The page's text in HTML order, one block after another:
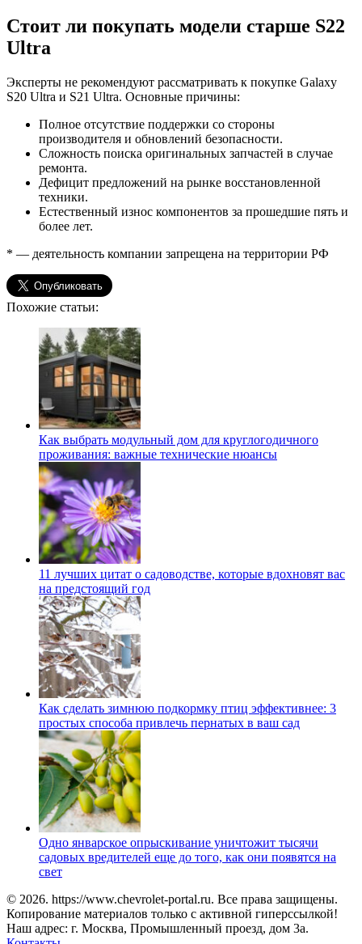
Стоит ли покупать модели старше S22
Ultra
Эксперты не рекомендуют рассматривать к покупке Galaxy
S20 Ultra и S21 Ultra. Основные причины:
Полное отсутствие поддержки со стороны
производителя и обновлений безопасности.
Сложность поиска оригинальных запчастей в случае
ремонта.
Дефицит предложений на рынке восстановленной
техники.
Естественный износ компонентов за прошедшие пять и
более лет.
* — деятельность компании запрещена на территории РФ
Похожие статьи:
Как выбрать модульный дом для круглогодичного
проживания: важные технические нюансы
11 лучших цитат о садоводстве, которые вдохновят вас
на предстоящий год
Как сделать зимнюю подкормку птиц эффективнее: 3
простых способа привлечь пернатых в ваш сад
Одно январское опрыскивание уничтожит тысячи
садовых вредителей еще до того, как они появятся на
свет
© 2026. https://www.chevrolet-portal.ru. Все права защищены.
Копирование материалов только с активной гиперссылкой!
Наш адрес: г. Москва, Промышленный проезд, дом 3а.